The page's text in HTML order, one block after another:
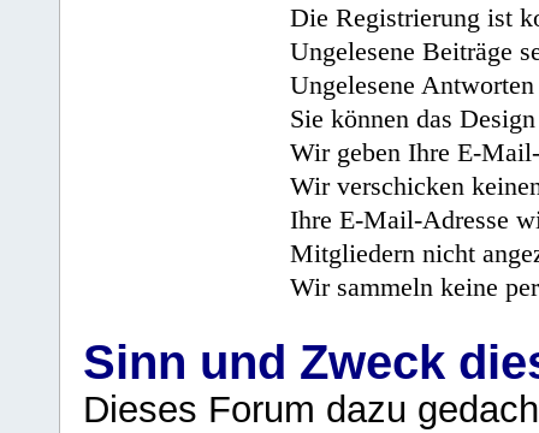
Die Registrierung ist
Ungelesene Beiträge
Ungelesene
Sie können das
Wir geben Ihre E-
Wir verschicken
Ihre E-Mail-Adresse
Mitgliedern nicht
Wir sammeln keine
Sinn und Zweck
Dieses Forum dazu